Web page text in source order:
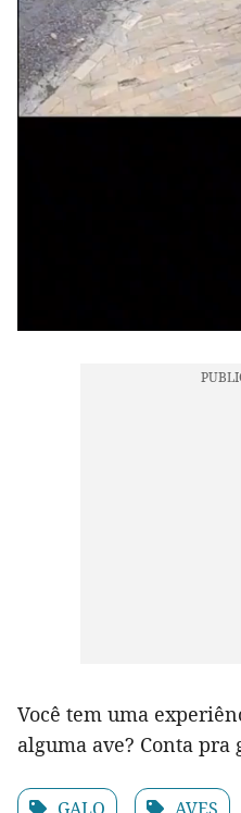
Você tem uma
alguma ave? Conta